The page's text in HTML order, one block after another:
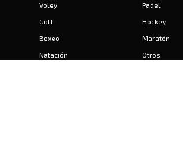
Voley
Padel
Golf
Hockey
Boxeo
Maratón
Natación
Otros